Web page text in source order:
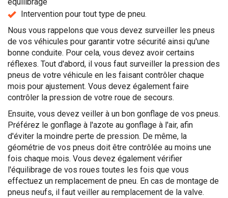
Intervention pour tout type de pneu.
Nous vous rappelons que vous devez surveiller les pneus
de vos véhicules pour garantir votre sécurité ainsi qu'une
bonne conduite. Pour cela, vous devez avoir certains
réflexes. Tout d'abord, il vous faut surveiller la pression des
pneus de votre véhicule en les faisant contrôler chaque
mois pour ajustement. Vous devez également faire
contrôler la pression de votre roue de secours.
Ensuite, vous devez veiller à un bon gonflage de vos pneus.
Préférez le gonflage à l'azote au gonflage à l'air, afin
d'éviter la moindre perte de pression. De même, la
géométrie de vos pneus doit être contrôlée au moins une
fois chaque mois. Vous devez également vérifier
l'équilibrage de vos roues toutes les fois que vous
effectuez un remplacement de pneu. En cas de montage de
pneus neufs, il faut veiller au remplacement de la valve.